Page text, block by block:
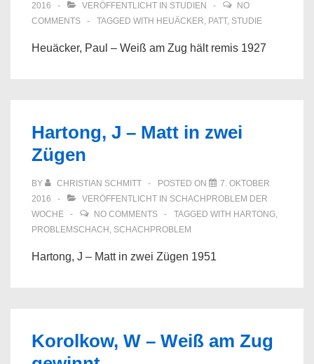
2016
VERÖFFENTLICHT IN STUDIEN
NO
COMMENTS
TAGGED WITH HEUÄCKER, PATT, STUDIE
Heuäcker, Paul – Weiß am Zug hält remis 1927
Hartong, J – Matt in zwei
Zügen
BY CHRISTIAN SCHMITT POSTED ON
7. OKTOBER
2016
VERÖFFENTLICHT IN SCHACHPROBLEM DER
WOCHE
NO COMMENTS TAGGED WITH HARTONG,
PROBLEMSCHACH , SCHACHPROBLEM
Hartong, J – Matt in zwei Zügen 1951
Korolkow, W – Weiß am Zug